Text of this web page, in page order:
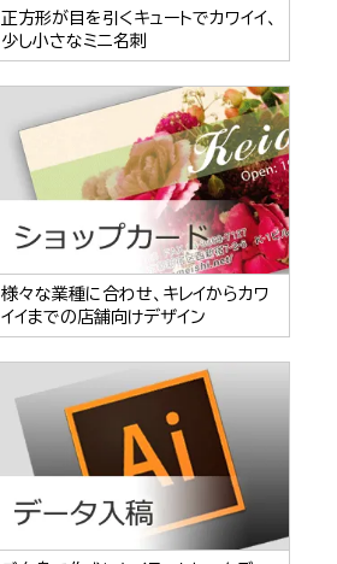
正方形が目を引くキュートでカワイイ、
少し小さなミニ名刺
様々な業種に合わせ、キレイからカワ
イイまでの店舗向けデザイン